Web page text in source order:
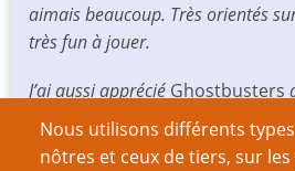
aimais beaucoup. Très orientés
très fun à jouer.
J’ai aussi apprécié Ghostbusters
bons points [
brownie points ,
(NdT)] et son sens de l’humour
Nous utilisons différents
nôtres et ceux de tiers, sur les